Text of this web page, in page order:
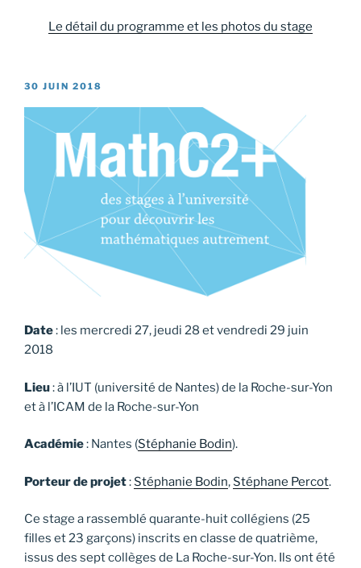
Le détail du programme et les photos du stage
PUBLIÉ
30 JUIN 2018
Date: les mercredi 27, jeudi 28 et vendredi 29 juin
2018
Lieu: à l’IUT (université de Nantes) de la Roche-sur-Yon
et à l’ICAM de la Roche-sur-Yon
Académie: Nantes (Stéphanie Bodin).
Porteur de projet: Stéphanie Bodin, Stéphane Percot.
Ce stage a rassemblé quarante-huit collégiens (25
filles et 23 garçons) inscrits en classe de quatrième,
issus des sept collèges de La Roche-sur-Yon. Ils ont été